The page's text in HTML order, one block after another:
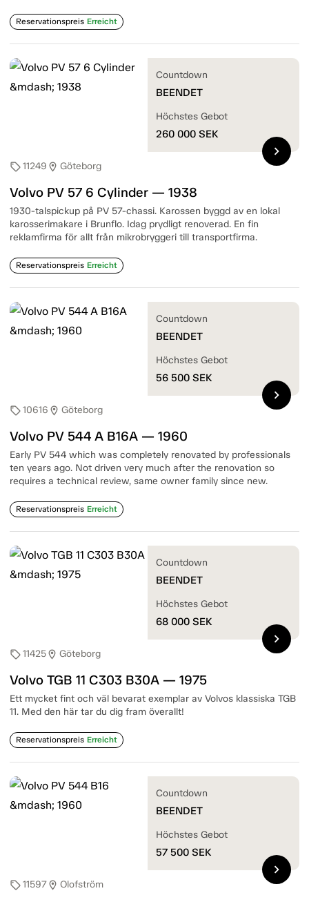
Reservationspreis Erreicht
sell11249 location_on Göteborg
Volvo PV 57 6 Cylinder — 1938
1930-talspickup på PV 57-chassi. Karossen byggd av en lokal
karosserimakare i Brunflo. Idag prydligt renoverad. En fin
reklamfirma för allt från mikrobryggeri till transportfirma.
Reservationspreis Erreicht
Countdown
BEENDET
Höchstes Gebot
260 000 SEK
chevron_right
sell10616 location_on Göteborg
Volvo PV 544 A B16A — 1960
Early PV 544 which was completely renovated by professionals
ten years ago. Not driven very much after the renovation so
requires a technical review, same owner family since new.
Reservationspreis Erreicht
Countdown
BEENDET
Höchstes Gebot
56 500 SEK
chevron_right
sell11425location_on Göteborg
Volvo TGB 11 C303 B30A — 1975
Ett mycket fint och väl bevarat exemplar av Volvos klassiska TGB
11. Med den här tar du dig fram överallt!
Reservationspreis Erreicht
Countdown
BEENDET
Höchstes Gebot
68 000 SEK
chevron_right
sell11597location_on Olofström
Countdown
BEENDET
Höchstes Gebot
57 500 SEK
chevron_right